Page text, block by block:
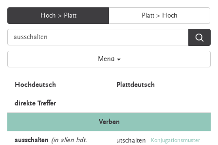
Hoch > Platt Platt > Hoch
Menü
Hochdeutsch Plattdeutsch
direkte Treffer
Verben
ausschalten (in allen hdt.
utschalten Konjugationsmuster